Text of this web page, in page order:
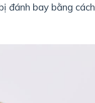
đánh bay bằng cách